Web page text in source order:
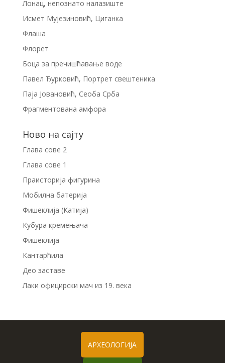
Лонац, непознато налазиште
Исмет Мујезиновић, Циганка
Флаша
Флорет
Боца за пречишћавање воде
Павел Ђурковић, Портрет свештеника
Паја Јовановић, Сеоба Срба
Фрагментована амфора
Ново на сајту
Глава сове 2
Глава сове 1
Праисторија фигурина
Мобилна батерија
Фишеклија (Катија)
Кубура кремењача
Фишеклија
Кантарћила
Део заставе
Лаки официрски мач из 19. века
АРХЕОЛОГИЈА